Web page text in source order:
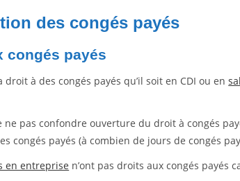
des congés payés
congés payés
droit à des congés payés qu’il soit en CDI ou en
ne pas confondre ouverture du droit à congés
congés payés (à combien de jours de congés
en entreprise n’ont pas droits aux congés payés